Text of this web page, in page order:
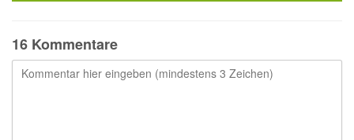
16 Kommentare